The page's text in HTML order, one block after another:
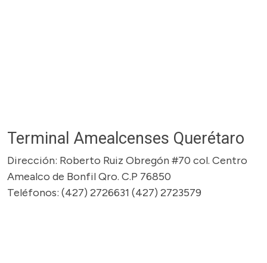
Terminal Amealcenses Querétaro
Dirección: Roberto Ruiz Obregón #70 col. Centro
Amealco de Bonfil Qro. C.P 76850
Teléfonos: (427) 2726631 (427) 2723579